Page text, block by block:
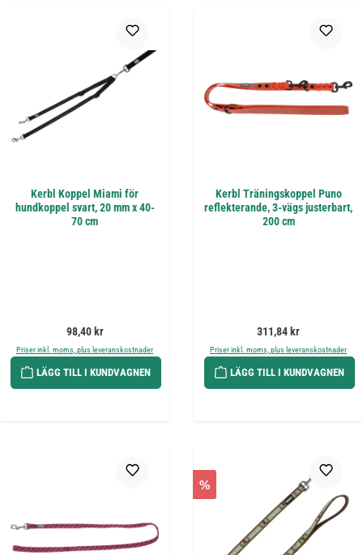
Kerbl Koppel Miami för
hundkoppel svart, 20 mm x 40-
70 cm
Ordinarie pris:
98,40 kr
Priser inkl. moms, plus leveranskostnader
LÄGG TILL I KUNDVAGNEN
Kerbl Träningskoppel Puno
reflekterande, 3-vägs justerbart,
200 cm
Ordinarie pris:
311,84 kr
Priser inkl. moms, plus leveranskostnader
LÄGG TILL I KUNDVAGNEN
%